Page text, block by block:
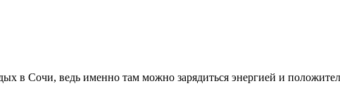
в Сочи, ведь именно там можно зарядиться энергией и